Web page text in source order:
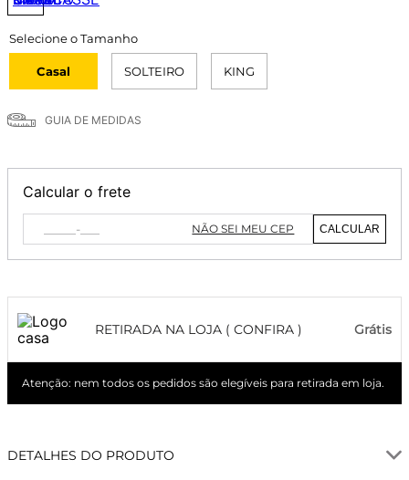
Casal SOLTEIRO KING
GUIA DE MEDIDAS
Calcular o frete
NÃO SEI MEU CEP CALCULAR
RETIRADA NA LOJA ( CONFIRA ) Grátis
Atenção: nem todos os pedidos são elegíveis para retirada em loja.
DETALHES DO PRODUTO